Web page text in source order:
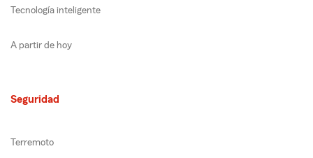
Tecnología inteligente
A partir de hoy
Seguridad
Terremoto